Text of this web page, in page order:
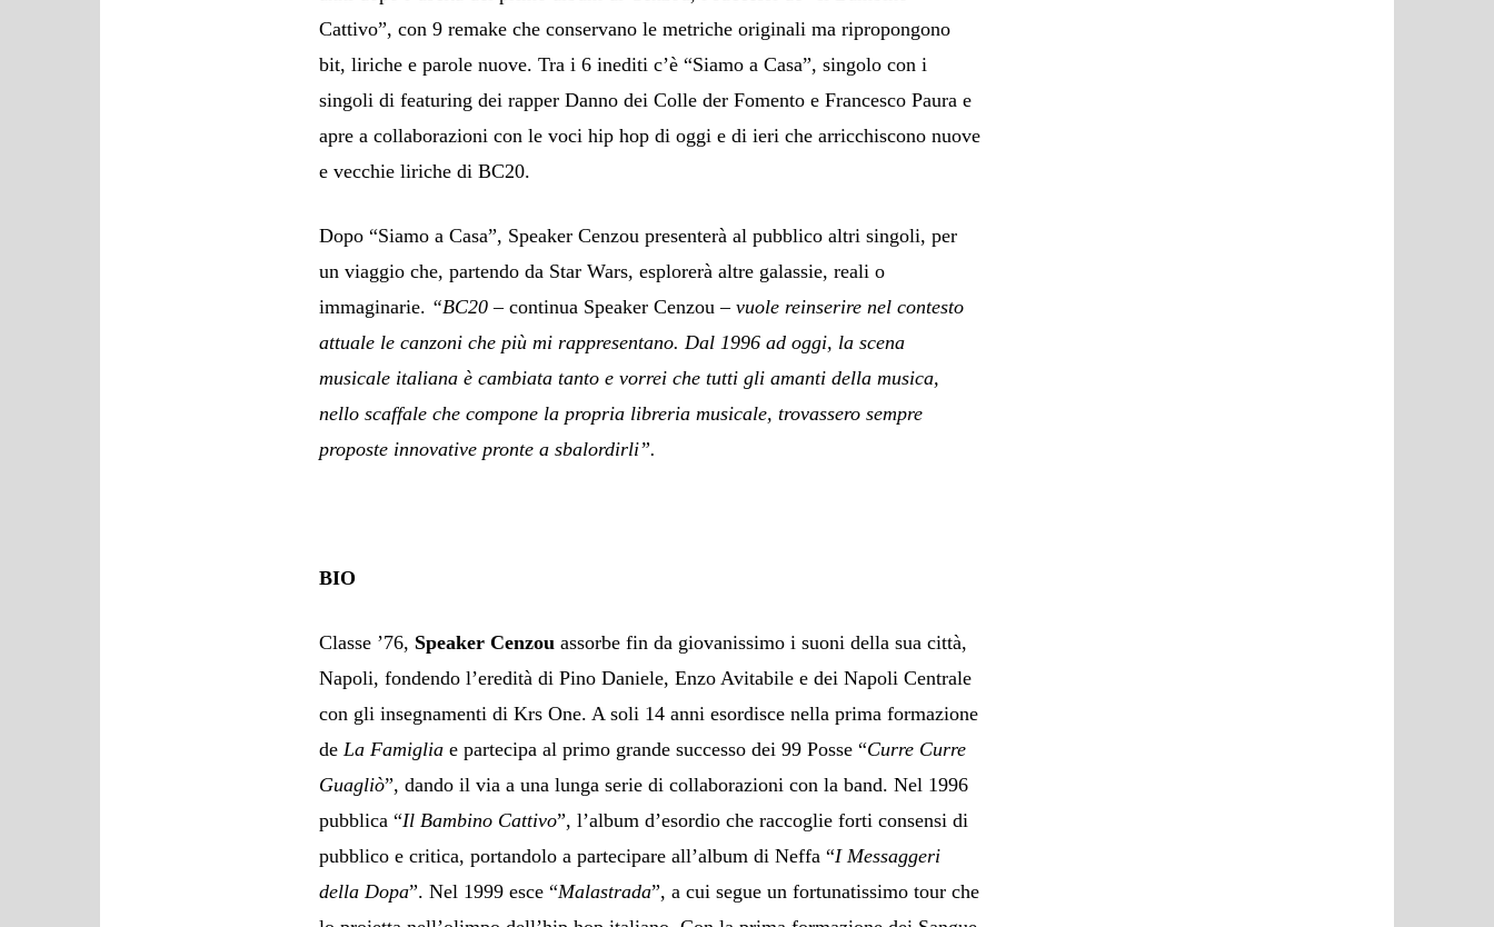
Cattivo”, con 9 remake che conservano le metriche originali ma ripropongono
bit, liriche e parole nuove. Tra i 6 inediti c’è “Siamo a Casa”, singolo con i
singoli di featuring dei rapper Danno dei Colle der Fomento e Francesco Paura e
apre a collaborazioni con le voci hip hop di oggi e di ieri che arricchiscono nuove
e vecchie liriche di BC20.
Dopo “Siamo a Casa”, Speaker Cenzou presenterà al pubblico altri singoli, per
un viaggio che, partendo da Star Wars, esplorerà altre galassie, reali o
immaginarie. “BC20 – continua Speaker Cenzou –vuole reinserire nel contesto
attuale le canzoni che più mi rappresentano. Dal 1996 ad oggi, la scena
musicale italiana è cambiata tanto e vorrei che tutti gli amanti della musica,
nello scaffale che compone la propria libreria musicale, trovassero sempre
proposte innovative pronte a sbalordirli”.
BIO
Classe ’76, Speaker Cenzou assorbe fin da giovanissimo i suoni della sua città,
Napoli, fondendo l’eredità di Pino Daniele, Enzo Avitabile e dei Napoli Centrale
con gli insegnamenti di Krs One. A soli 14 anni esordisce nella prima formazione
deLa Famiglia e partecipa al primo grande successo dei 99 Posse “Curre Curre
Guagliò”, dando il via a una lunga serie di collaborazioni con la band. Nel 1996
pubblica “Il Bambino Cattivo”, l’album d’esordio che raccoglie forti consensi di
pubblico e critica, portandolo a partecipare all’album di Neffa “I Messaggeri
della Dopa”. Nel 1999 esce “Malastrada”, a cui segue un fortunatissimo tour che